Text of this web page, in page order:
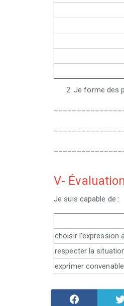
Je forme des
V- Évaluation
Je suis capable de :
choisir l’expression
respecter la
exprimer